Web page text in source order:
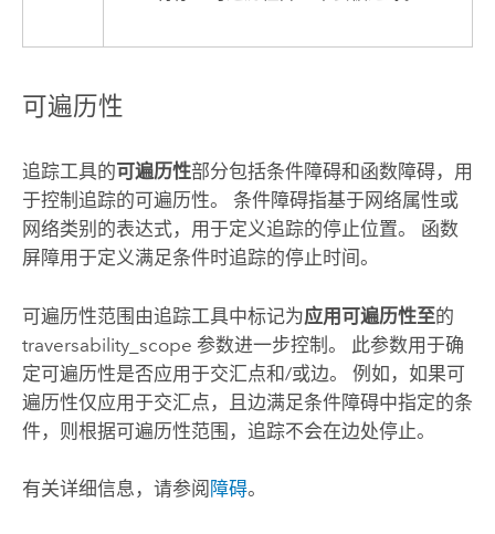
可遍历性
追踪工具的可遍历性部分包括条件障碍和函数障碍，用
于控制追踪的可遍历性。 条件障碍指基于网络属性或
网络类别的表达式，用于定义追踪的停止位置。 函数
屏障用于定义满足条件时追踪的停止时间。
可遍历性范围由追踪工具中标记为应用可遍历性至的
traversability_scope 参数进一步控制。 此参数用于确
定可遍历性是否应用于交汇点和/或边。 例如，如果可
遍历性仅应用于交汇点，且边满足条件障碍中指定的条
件，则根据可遍历性范围，追踪不会在边处停止。
有关详细信息，请参阅 障碍。